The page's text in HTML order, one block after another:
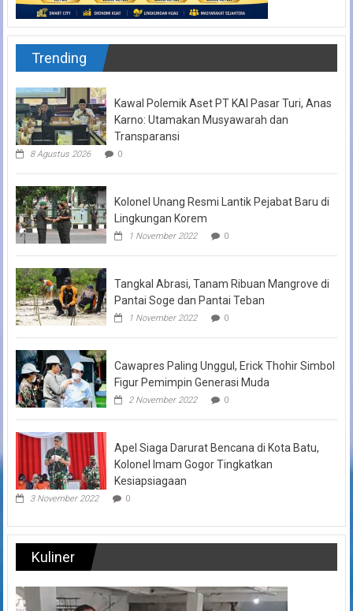
Trending
Kawal Polemik Aset PT KAI Pasar Turi, Anas
Karno: Utamakan Musyawarah dan
Transparansi
8 Agustus 2026 0
Kolonel Unang Resmi Lantik Pejabat Baru di
Lingkungan Korem
1 November 2022 0
Tangkal Abrasi, Tanam Ribuan Mangrove di
Pantai Soge dan Pantai Teban
1 November 2022 0
Cawapres Paling Unggul, Erick Thohir Simbol
Figur Pemimpin Generasi Muda
2 November 2022 0
Apel Siaga Darurat Bencana di Kota Batu,
Kolonel Imam Gogor Tingkatkan
Kesiapsiagaan
3 November 2022 0
Kuliner